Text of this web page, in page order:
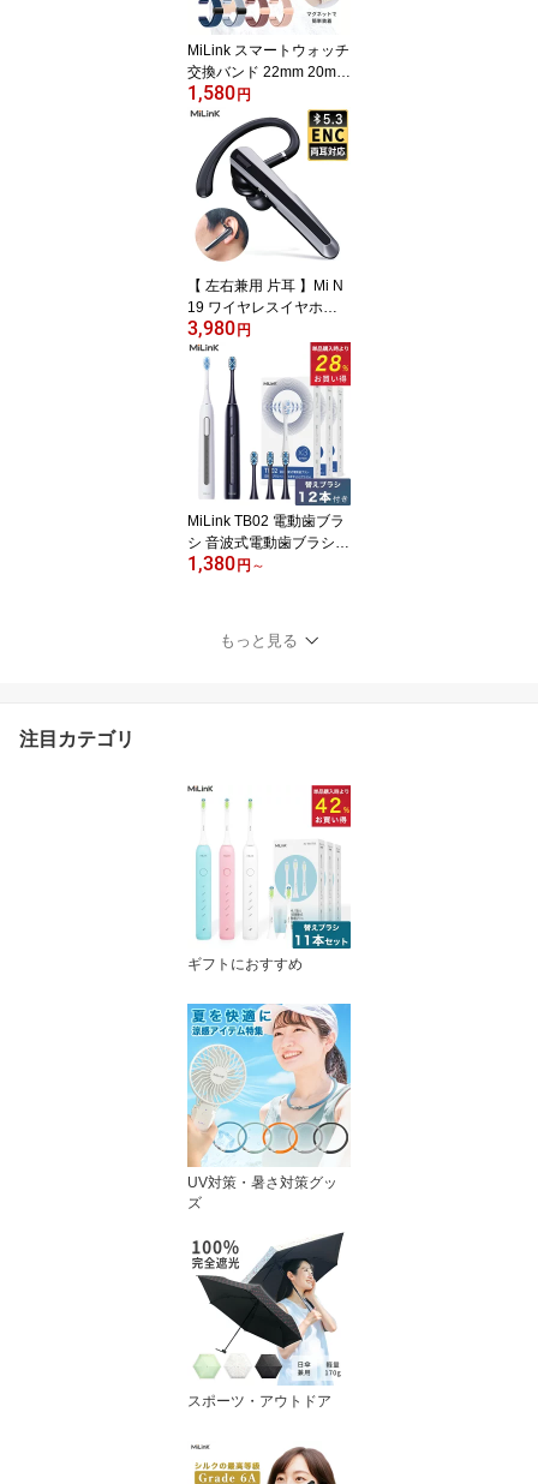
[ブルー/グリーン/ オレン
ジ/グレー/ブラッ]
MiLink スマートウォッチ
交換バンド 22mm 20mm
腕時計 ベルト ナイロン
織り マグネット 替えバ
ンド 腕時計バンド 交換
ベルト 替えベルト 簡単
ベルト おしゃれ 女性 伸
縮 調節可能 スポーツ ス
ポーツベルト メンズ レ
ディース 単色 シンプル
1,580 円
【 左右兼用 片耳 】Mi N
19 ワイヤレスイヤホン b
luetooth 5.3 イヤホン 耳
掛け ENC ノイズリダク
ション 完全 ワイヤレス
ブルートゥース イヤホン
耳かけ 落下防止 外れな
い 片耳 右耳だけ 左耳だ
け マイク付き 長時間再
生 通話 ボタン式 黒 スマ
ホ iPhone Android
3,980 円
MiLink TB02 電動歯ブラ
シ 音波式電動歯ブラシ
音波歯ブラシ 音波振動歯
0回転/分 静音設計 タイマ
ー機能 大人 子供 キャッ
1,380 円 ～
もっと見る
注目カテゴリ
ギフトにおすすめ
UV対策・暑さ対策グッ
ズ
スポーツ・アウトドア